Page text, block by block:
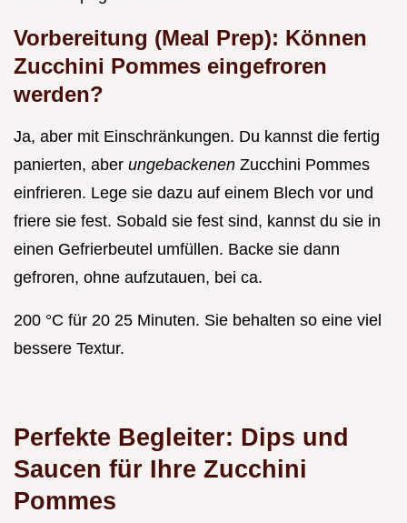
Vorbereitung (Meal Prep): Können
Zucchini Pommes eingefroren
werden?
Ja, aber mit Einschränkungen. Du kannst die fertig
panierten, aber ungebackenen Zucchini Pommes
einfrieren. Lege sie dazu auf einem Blech vor und
friere sie fest. Sobald sie fest sind, kannst du sie in
einen Gefrierbeutel umfüllen. Backe sie dann
gefroren, ohne aufzutauen, bei ca.
200 °C für 20 25 Minuten. Sie behalten so eine viel
bessere Textur.
Perfekte Begleiter: Dips und
Saucen für Ihre Zucchini
Pommes